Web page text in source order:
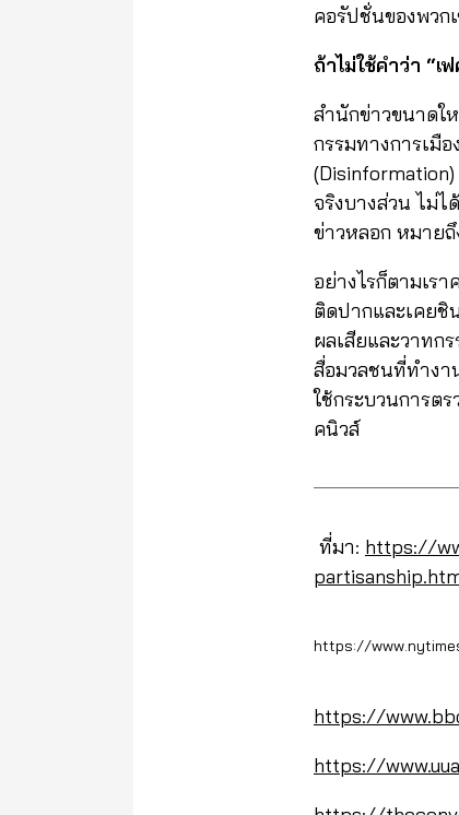
คอรัปชั่นของพวก
ถ้าไม่ใช้คำว่า “เ
สำนักข่าวขนาดใ
กรรมทางการเมื
จริงบางส่วน ไม่
ข่าวหลอก หมายถึ
อย่างไรก็ตามเร
ติดปากและเคยชิ
ผลเสียและวาทก
สื่อมวลชนที่ทำงา
ใช้กระบวนการต
คนิวส์
ที่มา: https://
https://
https://
https://